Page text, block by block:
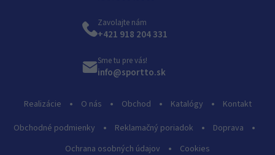
Realizácie O nás Obchod Katalógy
Kontakt
Obchodné podmienky
Reklamačný poriadok
Doprava
Ochrana osobných údajov
Cookies
Zavolajte nám
+421 918 204 331
Sme tu pre vás!
info@sportto.sk